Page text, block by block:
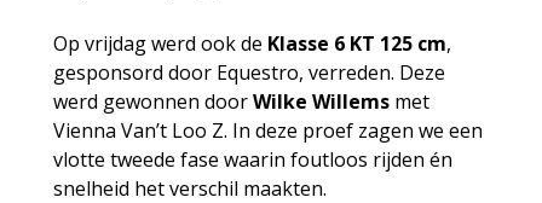
Op vrijdag werd ook de Klasse 6 KT 125 cm,
gesponsord door Equestro, verreden. Deze
werd gewonnen door Wilke Willems met
Vienna Van’t Loo Z. In deze proef zagen we een
vlotte tweede fase waarin foutloos rijden én
snelheid het verschil maakten.